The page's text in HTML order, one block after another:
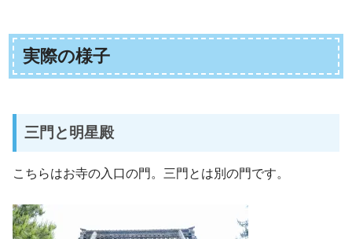
実際の様子
三門と明星殿
こちらはお寺の入口の門。三門とは別の門です。